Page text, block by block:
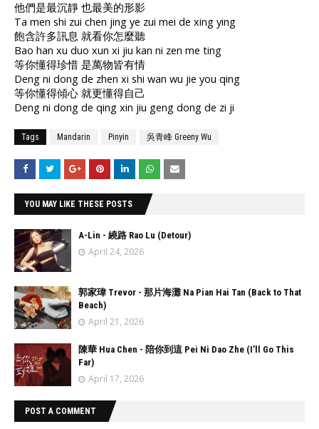
他們是最沉靜 也最美的形影
Ta men shi zui chen jing ye zui mei de xing ying
飽含許多訊息 就看你怎麼聽
Bao han xu duo xun xi jiu kan ni zen me ting
等你懂得珍惜 是萬物皆有情
Deng ni dong de zhen xi shi wan wu jie you qing
等你懂得傾心 就更懂得自己
Deng ni dong de qing xin jiu geng dong de zi ji
Tags Mandarin Pinyin 吳青峰 Greeny Wu
YOU MAY LIKE THESE POSTS
A-Lin - 繞路 Rao Lu (Detour)
April 24, 2026
郭家瑋 Trevor - 那片海灘 Na Pian Hai Tan (Back to That
Beach)
April 21, 2026
陳華 Hua Chen - 陪你到這 Pei Ni Dao Zhe (I’ll Go This
Far)
April 17, 2026
POST A COMMENT